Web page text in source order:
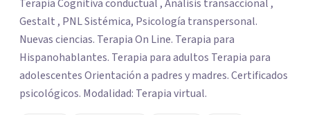
Terapia Cognitiva conductual , Análisis transaccional ,
Gestalt , PNL Sistémica, Psicología transpersonal.
Nuevas ciencias. Terapia On Line. Terapia para
Hispanohablantes. Terapia para adultos Terapia para
adolescentes Orientación a padres y madres. Certificados
psicológicos. Modalidad: Terapia virtual.